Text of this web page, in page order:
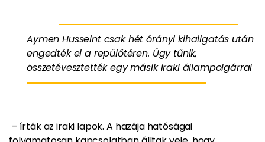
Aymen Husseint csak hét órányi kihallgatás után
engedték el a repülőtéren. Úgy tűnik,
összetévesztették egy másik iraki állampolgárral
– írták az iraki lapok. A hazája hatóságai